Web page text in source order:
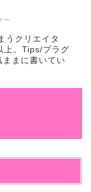
ー
うクリエイタ
上。Tips/プラグ
まに書いてい